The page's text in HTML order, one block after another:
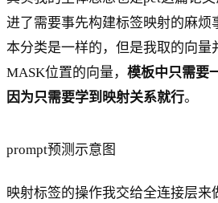
进了需要事先构建标签映射的麻烦
本分类是一样的，但是我取的向量
MASK位置的向量， 模板中只需要
因为只需要学到映射关系就行。
prompt预测示意图
映射标签的操作我交给全连接层来